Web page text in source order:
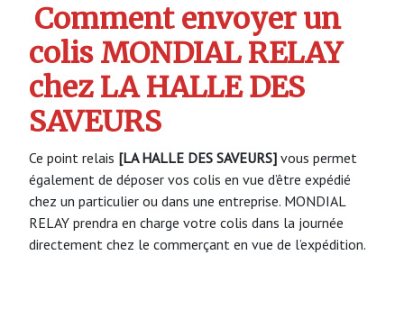
Comment envoyer un
colis MONDIAL RELAY
chez LA HALLE DES
SAVEURS
Ce point relais [LA HALLE DES SAVEURS] vous permet
également de déposer vos colis en vue d’être expédié
chez un particulier ou dans une entreprise. MONDIAL
RELAY prendra en charge votre colis dans la journée
directement chez le commerçant en vue de l’expédition.